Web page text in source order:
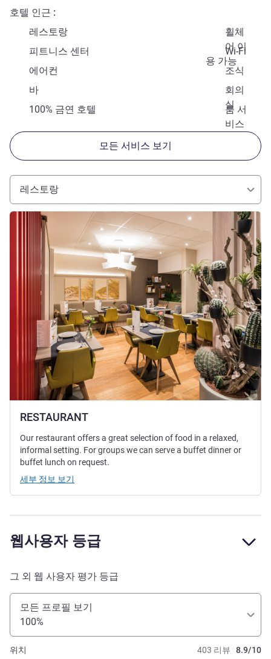
호텔 인근
레스토랑
휠체
어 이
용 가능
피트니스 센터
Wi-Fi
에어컨
조식
바
회의
실
100% 금연 호텔
룸 서
비스
모든 서비스 보기
레스토랑
RESTAURANT
세부 정보 보기
Our restaurant offers a great selection of food in a relaxed,
informal setting. For groups we can serve a buffet dinner or
buffet lunch on request.
세부 정보 보기
웹사용자 등급
그 외 웹 사용자 평가 등급
모든 프로필 보기
100%
403 리뷰 8.9/10
위치